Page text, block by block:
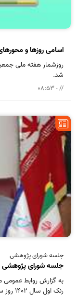
اسامی روزها و محورهای
// - 08:53
شد.
جلسه شورای پژوهشی
جلسه شورای پژوهشی
به گزارش روابط